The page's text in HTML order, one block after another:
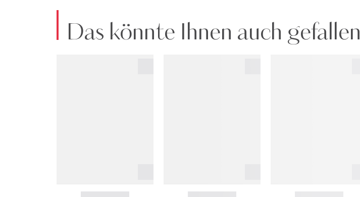
Das könnte Ihnen auch gefallen